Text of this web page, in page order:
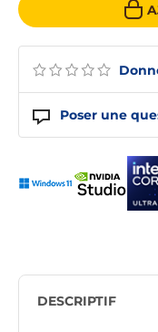
Poser une
DESCRIPTIF